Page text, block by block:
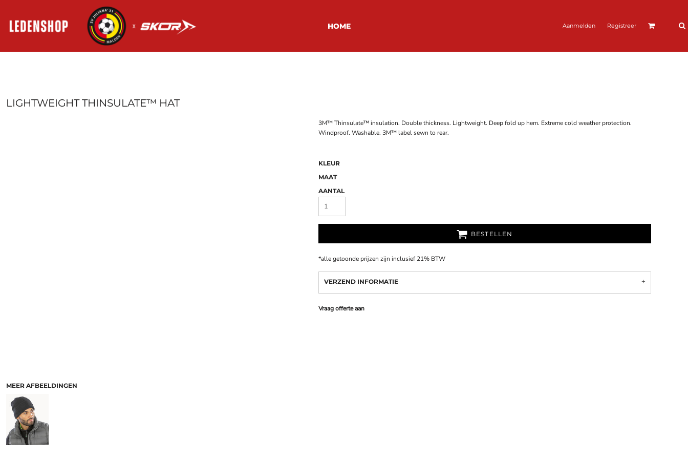
HOME Aanmelden Registreer
LIGHTWEIGHT THINSULATE™ HAT
MEER AFBEELDINGEN
3M™ Thinsulate™ insulation. Double thickness. Lightweight. Deep fold up hem. Extreme cold weather protection.
Windproof. Washable. 3M™ label sewn to rear.
KLEUR
MAAT
AANTAL
BESTELLEN
*alle getoonde prijzen zijn inclusief 21% BTW
VERZEND INFORMATIE
Vraag offerte aan
REGISTREER